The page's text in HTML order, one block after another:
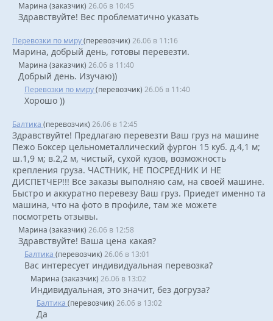
Марина (заказчик) 26.06 в 10:45
Здравствуйте! Вес проблематично указать
Перевозки по миру(перевозчик) 26.06 в 11:16
Марина, добрый день, готовы перевезти.
Марина (заказчик) 26.06 в 11:40
Добрый день. Изучаю))
Перевозки по миру(перевозчик) 26.06 в 11:40
Хорошо ))
Балтика (перевозчик) 26.06 в 12:45
Здравствуйте! Предлагаю перевезти Ваш груз на машине
Пежо Боксер цельнометаллический фургон 15 куб. д.4,1 м;
ш.1,9 м; в.2,2 м, чистый, сухой кузов, возможность
крепления груза. ЧАСТНИК, НЕ ПОСРЕДНИК И НЕ
ДИСПЕТЧЕР!!! Все заказы выполняю сам, на своей машине.
Быстро и аккуратно перевезу Ваш груз. Приедет именно та
машина, что на фото в профиле, там же можете
посмотреть отзывы.
Марина (заказчик) 26.06 в 12:58
Здравствуйте! Ваша цена какая?
Балтика (перевозчик) 26.06 в 13:01
Вас интересует индивидуальная перевозка?
Марина (заказчик) 26.06 в 13:02
Индивидуальная, это значит, без догруза?
Балтика (перевозчик) 26.06 в 13:02
Да